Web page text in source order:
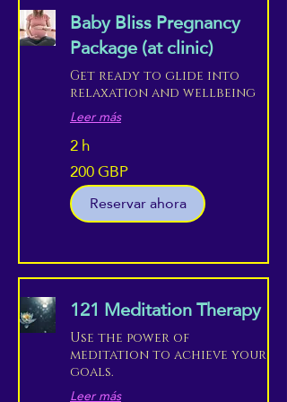
Baby Bliss Pregnancy
Package (at clinic)
Get ready to glide into
relaxation and wellbeing
Leer más
2 h
libras
esterlinas
200 GBP
Reservar ahora
121 Meditation Therapy
Use the power of
meditation to achieve your
goals.
Leer más